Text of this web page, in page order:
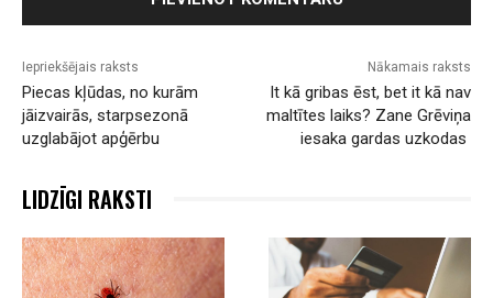
Iepriekšējais raksts
Piecas kļūdas, no kurām
jāizvairās, starpsezonā
uzglabājot apģērbu
Nākamais raksts
It kā gribas ēst, bet it kā nav
maltītes laiks? Zane Grēviņa
iesaka gardas uzkodas
LIDZĪGI RAKSTI